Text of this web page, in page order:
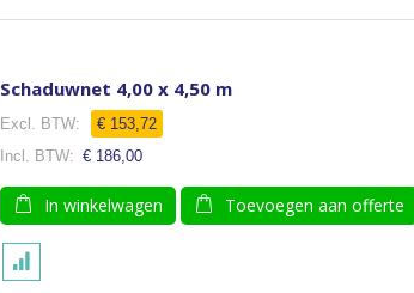
Schaduwnet 4,00 x 4,50 m
€ 153,72
€ 186,00
In winkelwagen Toevoegen aan offerte